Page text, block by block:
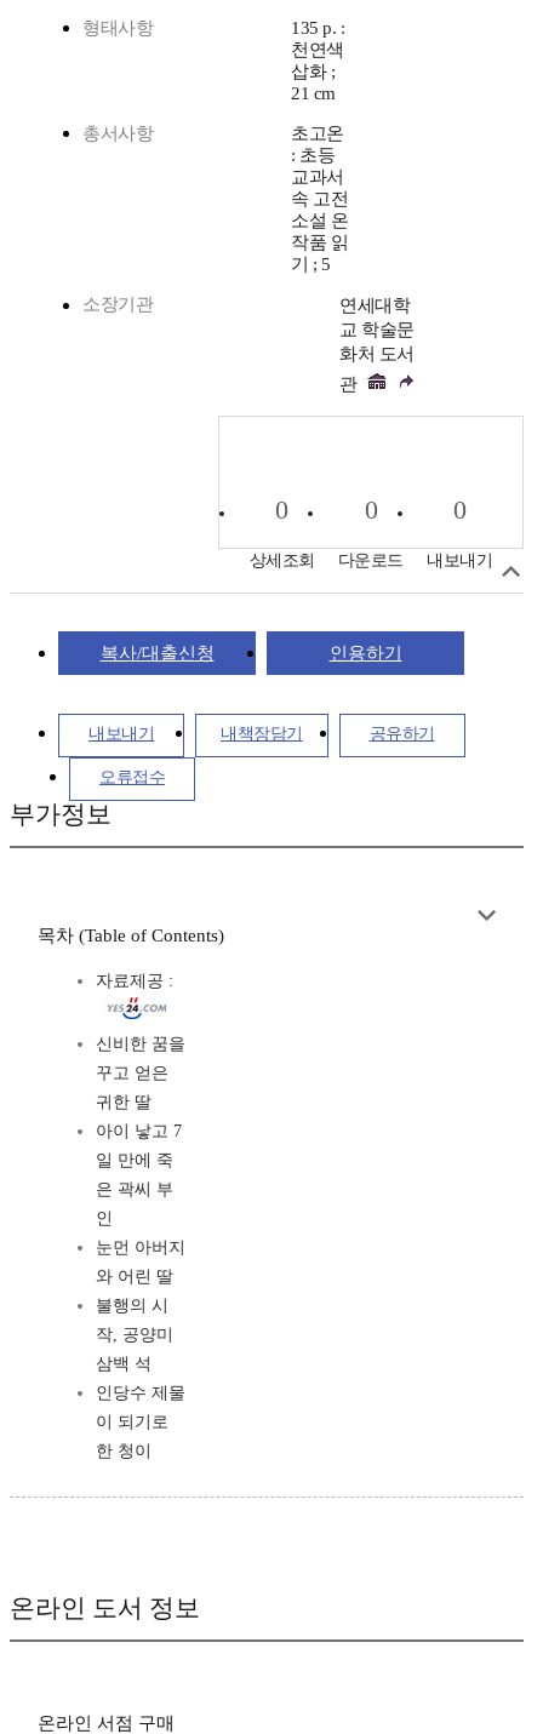
형태사항
135 p. :
천연색
삽화 ;
21 cm
총서사항
초고온
: 초등
교과서
속 고전
소설 온
작품 읽
기 ; 5
소장기관
연세대학
교 학술문
화처 도서
관
0
상세조회
0
다운로드
0
내보내기
복사/대출신청 인용하기
내보내기 내책장담기 공유하기
오류접수
부가정보
목차 (Table of Contents)
자료제공 :
신비한 꿈을
꾸고 얻은
귀한 딸
아이 낳고 7
일 만에 죽
은 곽씨 부
인
눈먼 아버지
와 어린 딸
불행의 시
작, 공양미
삼백 석
인당수 제물
이 되기로
한 청이
온라인 도서 정보
온라인 서점 구매